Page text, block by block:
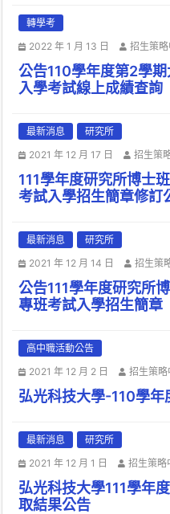
轉學考
2022 年 1 月 13 日
招生策
公告110學年度第2學
入學考試線上成績查詢
最新消息
研究所
2021 年 12 月 17 日
招生策
111學年度研究所博士
考試入學招生簡章修訂
最新消息
研究所
2021 年 12 月 14 日
招生策
公告111學年度研究所
專班考試入學招生簡章
高中職活動公告
2021 年 12 月 2 日
招生策略
弘光科技大學-110學年
最新消息
研究所
2021 年 12 月 1 日
招生策略
弘光科技大學111學年
取結果公告